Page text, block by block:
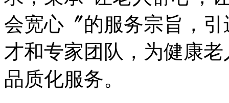
会宽心〞的服务宗旨，
才和专家团队，为健康
品质化服务。